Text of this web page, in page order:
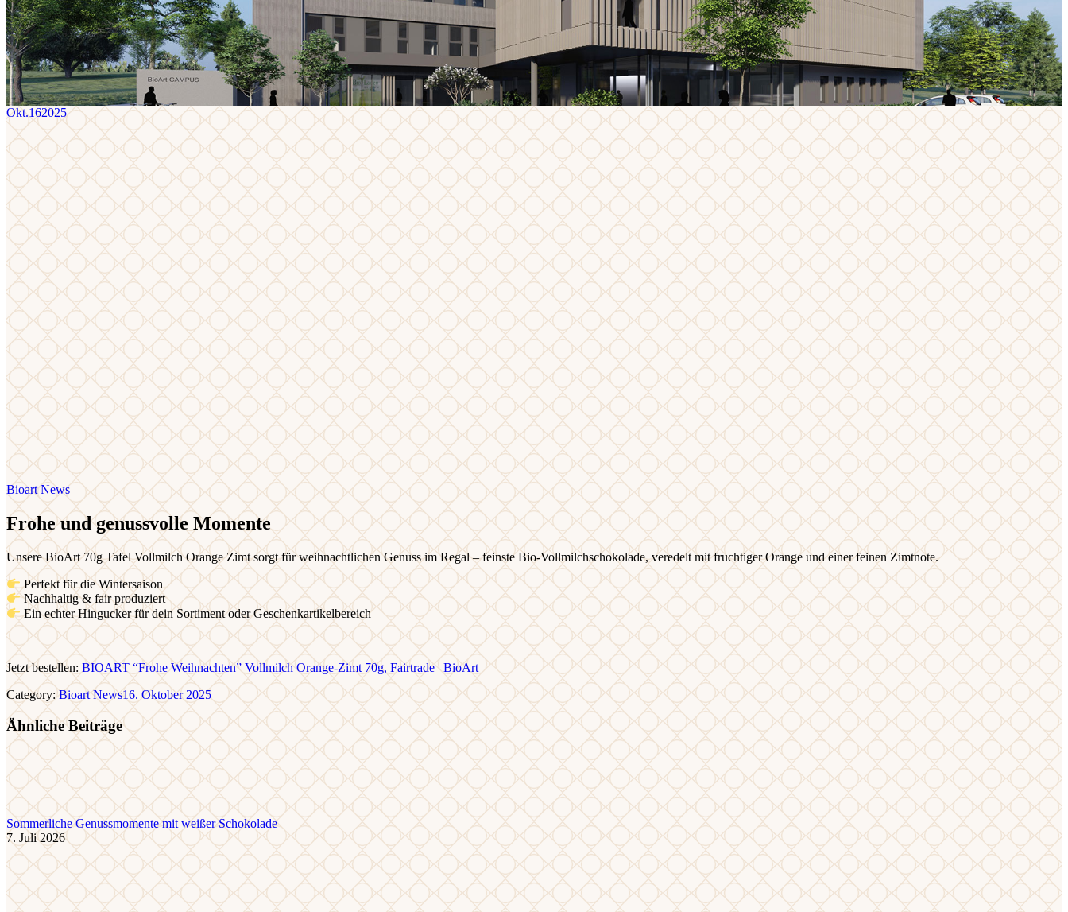
Okt.162025
Bioart News
Frohe und genussvolle Momente
Unsere BioArt 70g Tafel Vollmilch Orange Zimt sorgt für weihnachtlichen Genuss im Regal – feinste Bio-Vollmilchschokolade, veredelt mit fruchtiger Orange und einer feinen Zimtnote.
Perfekt für die Wintersaison
Nachhaltig & fair produziert
Ein echter Hingucker für dein Sortiment oder Geschenkartikelbereich
Jetzt bestellen: BIOART “Frohe Weihnachten” Vollmilch Orange-Zimt 70g, Fairtrade | BioArt
Category:Bioart News16. Oktober 2025
Ähnliche Beiträge
Sommerliche Genussmomente mit weißer Schokolade
7. Juli 2026